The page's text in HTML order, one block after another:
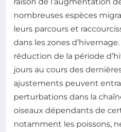
nombreuses espèces
leurs parcours et
dans les zones
réduction de la période
jours au cours des
ajustements peuvent
perturbations dans la
oiseaux dépendants de
notamment les poissons,